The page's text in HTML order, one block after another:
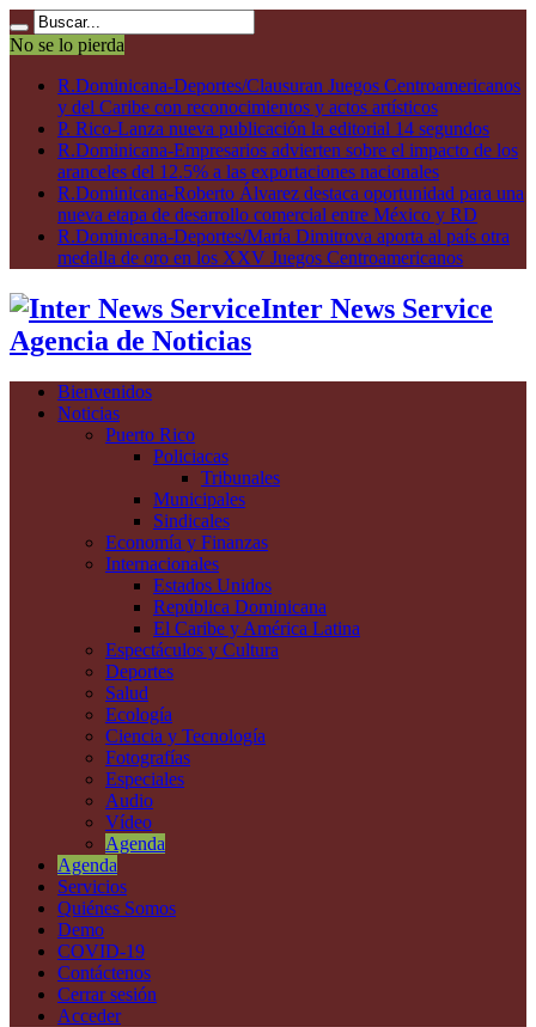
No se lo pierda
R.Dominicana-Deportes/Clausuran Juegos Centroamericanos
y del Caribe con reconocimientos y actos artísticos
P. Rico-Lanza nueva publicación la editorial 14 segundos
R.Dominicana-Empresarios advierten sobre el impacto de los
aranceles del 12.5% a las exportaciones nacionales
R.Dominicana-Roberto Álvarez destaca oportunidad para una
nueva etapa de desarrollo comercial entre México y RD
R.Dominicana-Deportes/María Dimitrova aporta al país otra
medalla de oro en los XXV Juegos Centroamericanos
Inter News Service
Agencia de Noticias
Bienvenidos
Noticias
Puerto Rico
Policiacas
Tribunales
Municipales
Sindicales
Economía y Finanzas
Internacionales
Estados Unidos
República Dominicana
El Caribe y América Latina
Espectáculos y Cultura
Deportes
Salud
Ecología
Ciencia y Tecnología
Fotografías
Especiales
Audio
Vídeo
Agenda
Agenda
Servicios
Quiénes Somos
Demo
COVID-19
Contáctenos
Cerrar sesión
Acceder